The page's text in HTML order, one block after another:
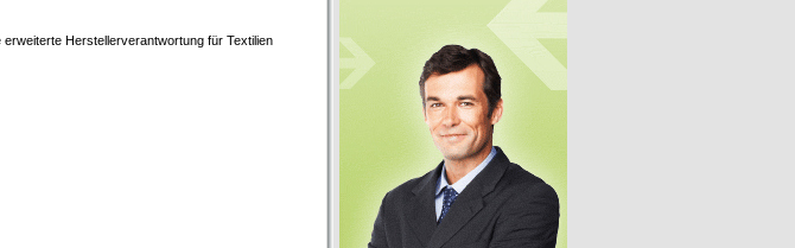
Herstellerverantwortung für Textilien